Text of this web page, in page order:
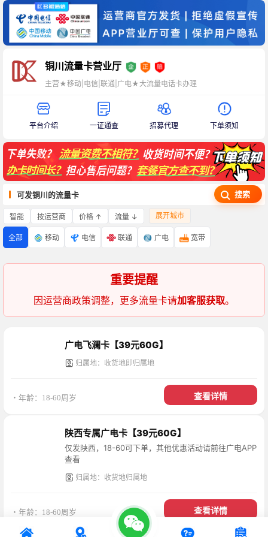
铜川流量卡营业厅
主营★移动|电信|联通|广电★大流量电话卡办理
平台介绍 一证通查 招募代理 下单须知
可发铜川的流量卡 搜索
智能 按运营商 价格 ↑ 流量 ↓ 展开城市
全部 移动 电信 联通 广电 宽带
重要提醒
因运营商政策调整，更多流量卡请加客服获取。
广电飞澜卡【39元60G】
归属地：收货地即归属地
・年龄：18-60周岁 查看详情
陕西专属广电卡【39元60G】
仅发陕西，18-60可下单，其他优惠活动请前往广电APP
查看
归属地：收货地归属地
・年龄：18-60周岁 查看详情